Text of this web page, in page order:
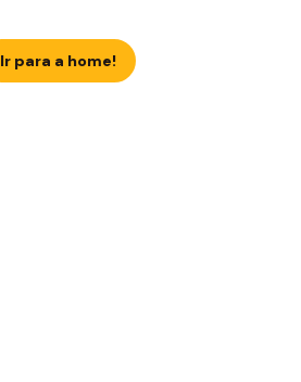
Ir para a home!